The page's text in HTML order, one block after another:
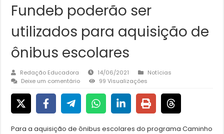
Fundeb poderão ser
utilizados para aquisição de
ônibus escolares
Redação Educadora 14/06/2021
Notícias
Deixe um comentário
99 Visualizações
Para a aquisição de ônibus escolares do programa Caminho